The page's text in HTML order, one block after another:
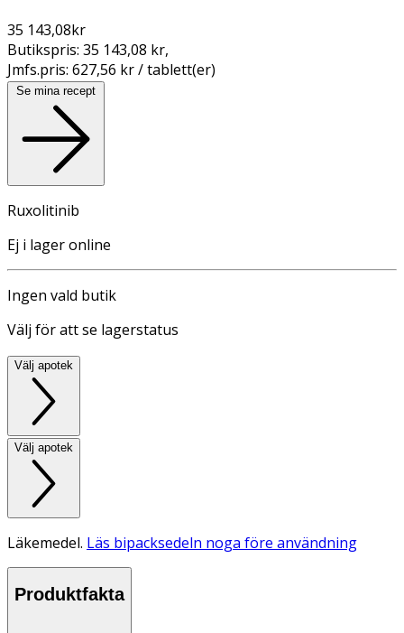
35 143,08kr
Butikspris: 35 143,08 kr,
Jmfs.pris: 627,56 kr / tablett(er)
Se mina recept
Ruxolitinib
Ej i lager online
Ingen vald butik
Välj för att se lagerstatus
Välj apotek
Välj apotek
Läkemedel. Läs bipacksedeln noga före användning
Produktfakta